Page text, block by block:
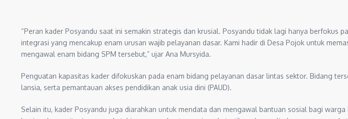
“Peran kader Posyandu saat ini semakin strategis dan krusial. Posyandu tidak lagi hanya
integrasi yang mencakup enam urusan wajib pelayanan dasar. Kami hadir di Desa Pojok untuk
mengawal enam bidang SPM tersebut,” ujar Ana Mursyida.
Penguatan kapasitas kader difokuskan pada enam bidang pelayanan dasar lintas sektor. Bidang
lansia, serta pemantauan akses pendidikan anak usia dini (PAUD).
Selain itu, kader Posyandu juga diarahkan untuk mendata dan mengawal bantuan sosial bagi